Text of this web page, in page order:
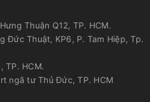
ứng nhu cầu pha sữa, nấu
tới 95 °C
nghệ Block Cho nước lạnh
lạnh 8 - 10 °C.
đủ dùng khi có sự cố mất điện.
Thuận Q12, TP. HCM.
Đức Thuật, KP6, P. Tam Hiệp, Tp.
TP. HCM.
ngã tư Thủ Đức, TP. HCM